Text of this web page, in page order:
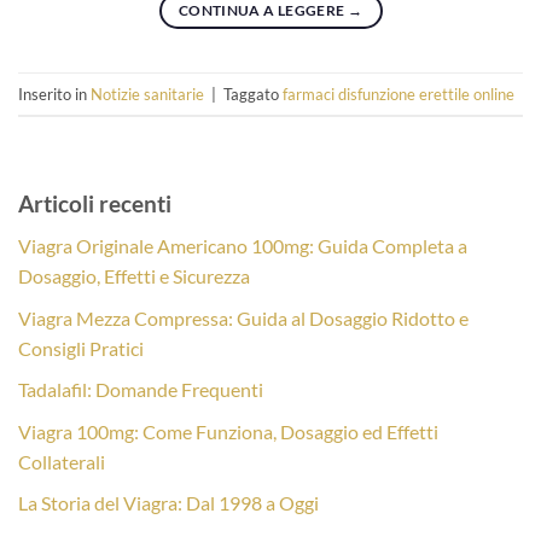
CONTINUA A LEGGERE →
Inserito in Notizie sanitarie Taggatofarmaci disfunzione erettile online
Articoli recenti
Viagra Originale Americano 100mg: Guida Completa a
Dosaggio, Effetti e Sicurezza
Viagra Mezza Compressa: Guida al Dosaggio Ridotto e
Consigli Pratici
Tadalafil: Domande Frequenti
Viagra 100mg: Come Funziona, Dosaggio ed Effetti
Collaterali
La Storia del Viagra: Dal 1998 a Oggi